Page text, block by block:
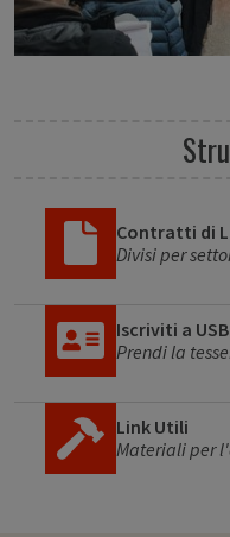
Contratti di
Divisi per
Iscriviti a USB
Prendi la
Link Utili
Materiali per